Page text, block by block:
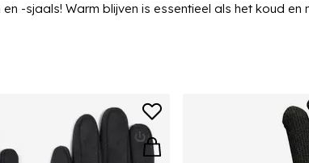
-sjaals! Warm blijven is essentieel als het koud en
producten zoals dikke handschoenen of wanten,
of zelfs sets kopen, zodat het nog